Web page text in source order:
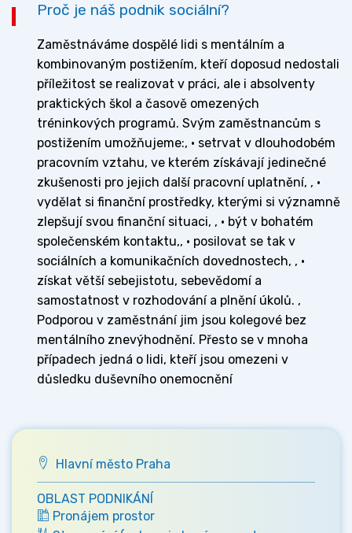
Proč je náš podnik sociální?
Zaměstnáváme dospělé lidi s mentálním a
kombinovaným postižením, kteří doposud nedostali
příležitost se realizovat v práci, ale i absolventy
praktických škol a časově omezených
tréninkových programů. Svým zaměstnancům s
postižením umožňujeme:, • setrvat v dlouhodobém
pracovním vztahu, ve kterém získávají jedinečné
zkušenosti pro jejich další pracovní uplatnění, , •
vydělat si finanční prostředky, kterými si významně
zlepšují svou finanční situaci, , • být v bohatém
společenském kontaktu,, • posilovat se tak v
sociálních a komunikačních dovednostech, , •
získat větší sebejistotu, sebevědomí a
samostatnost v rozhodování a plnění úkolů. ,
Podporou v zaměstnání jim jsou kolegové bez
mentálního znevýhodnění. Přesto se v mnoha
případech jedná o lidi, kteří jsou omezeni v
důsledku duševního onemocnění
Hlavní město Praha
OBLAST PODNIKÁNÍ
Pronájem prostor